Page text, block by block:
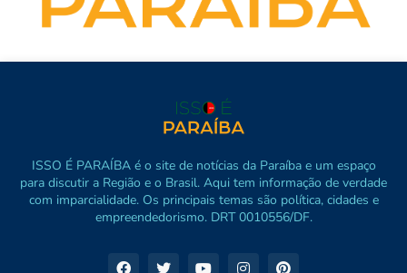
ISSO É PARAÍBA é o site de notícias da Paraíba e um espaço
para discutir a Região e o Brasil. Aqui tem informação de verdade
com imparcialidade. Os principais temas são política, cidades e
empreendedorismo. DRT 0010556/DF.